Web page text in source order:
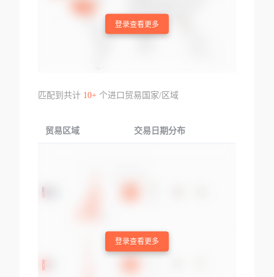
登录查看更多
匹配到共计 10+个进口贸易国家/区域
贸易区域 交易日期分布
登录查看更多